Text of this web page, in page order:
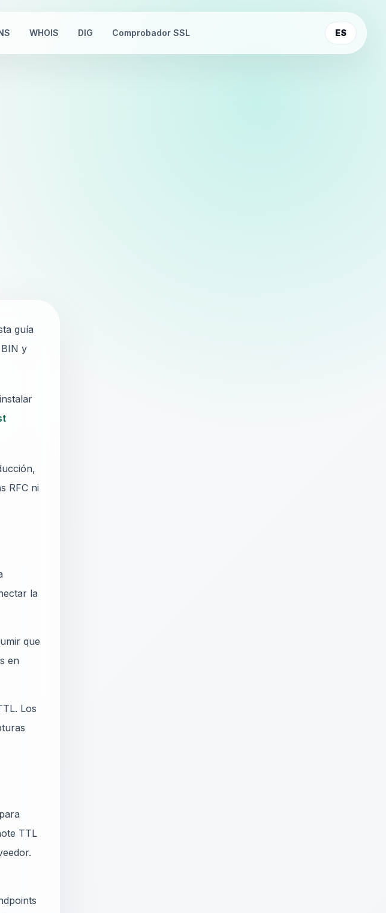
WHOIS DIG Comprobador SSL ES
guía
y
RFC ni
la
que
en
Los
TTL